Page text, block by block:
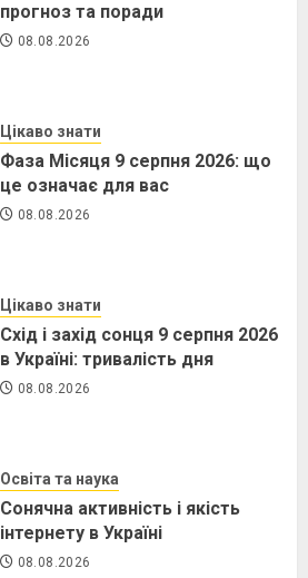
прогноз та поради
08.08.2026
Цікаво знати
Фаза Місяця 9 серпня 2026: що
це означає для вас
08.08.2026
Цікаво знати
Схід і захід сонця 9 серпня 2026
в Україні: тривалість дня
08.08.2026
Освіта та наука
Сонячна активність і якість
інтернету в Україні
08.08.2026